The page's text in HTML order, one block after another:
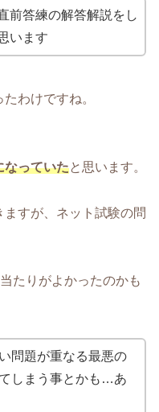
前答練の解答解説をし
います
わけですね。
なっていたと思います。
すが、ネット試験の問
たりがよかったのかも
問題が重なる最悪の
しまう事とかも…あ